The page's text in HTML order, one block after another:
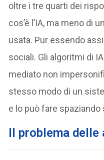
oltre i tre quarti dei
cos’è l’IA, ma meno di
usata. Pur essendo
sociali. Gli algoritmi di
mediato non
stesso modo di un
e lo può fare
Il problema